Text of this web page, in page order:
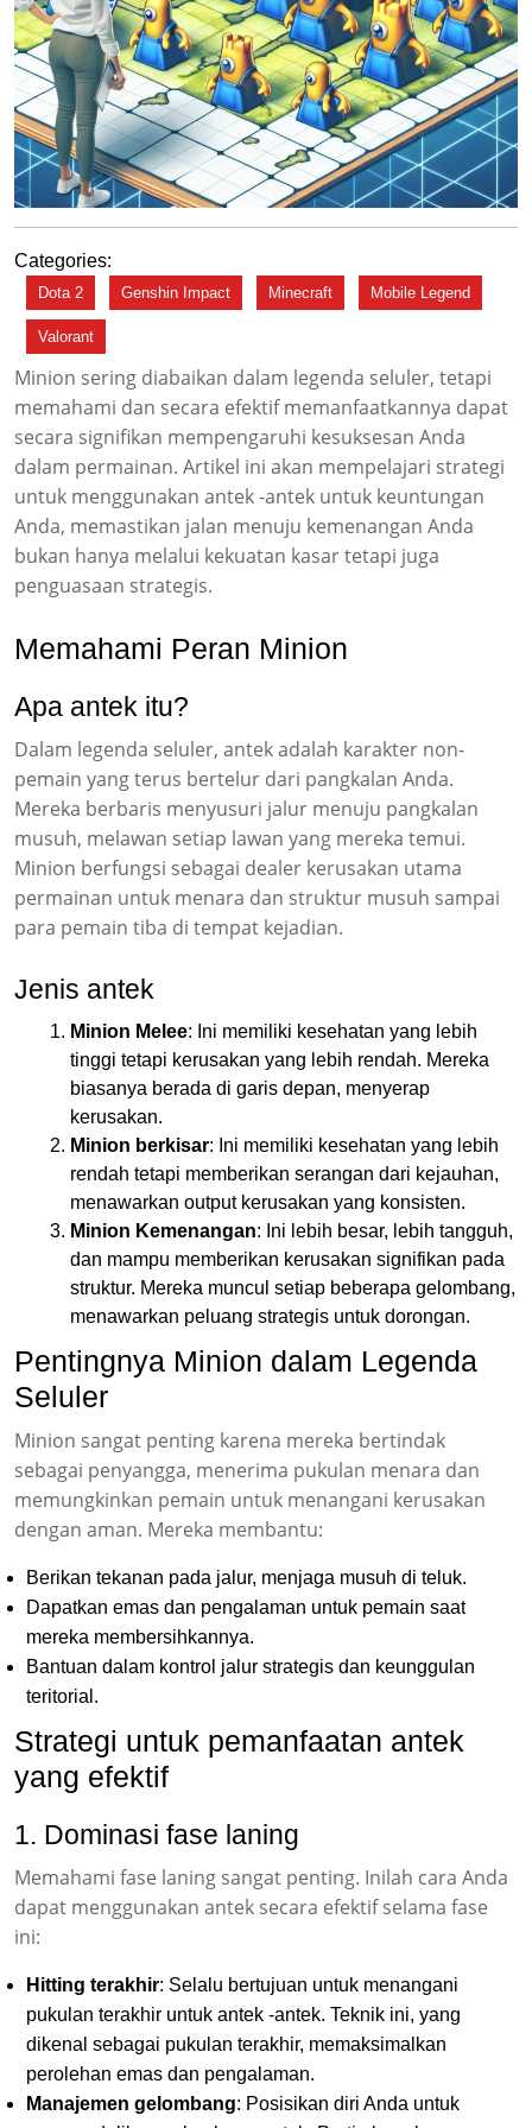
Categories:
Dota 2 Genshin Impact Minecraft Mobile Legend
Valorant
Minion sering diabaikan dalam legenda seluler, tetapi
memahami dan secara efektif memanfaatkannya dapat
secara signifikan mempengaruhi kesuksesan Anda
dalam permainan. Artikel ini akan mempelajari strategi
untuk menggunakan antek -antek untuk keuntungan
Anda, memastikan jalan menuju kemenangan Anda
bukan hanya melalui kekuatan kasar tetapi juga
penguasaan strategis.
Memahami Peran Minion
Apa antek itu?
Dalam legenda seluler, antek adalah karakter non-
pemain yang terus bertelur dari pangkalan Anda.
Mereka berbaris menyusuri jalur menuju pangkalan
musuh, melawan setiap lawan yang mereka temui.
Minion berfungsi sebagai dealer kerusakan utama
permainan untuk menara dan struktur musuh sampai
para pemain tiba di tempat kejadian.
Jenis antek
Minion Melee: Ini memiliki kesehatan yang lebih
tinggi tetapi kerusakan yang lebih rendah. Mereka
biasanya berada di garis depan, menyerap
kerusakan.
Minion berkisar: Ini memiliki kesehatan yang lebih
rendah tetapi memberikan serangan dari kejauhan,
menawarkan output kerusakan yang konsisten.
Minion Kemenangan: Ini lebih besar, lebih tangguh,
dan mampu memberikan kerusakan signifikan pada
struktur. Mereka muncul setiap beberapa gelombang,
menawarkan peluang strategis untuk dorongan.
Pentingnya Minion dalam Legenda
Seluler
Minion sangat penting karena mereka bertindak
sebagai penyangga, menerima pukulan menara dan
memungkinkan pemain untuk menangani kerusakan
dengan aman. Mereka membantu:
Berikan tekanan pada jalur, menjaga musuh di teluk.
Dapatkan emas dan pengalaman untuk pemain saat
mereka membersihkannya.
Bantuan dalam kontrol jalur strategis dan keunggulan
teritorial.
Strategi untuk pemanfaatan antek
yang efektif
1. Dominasi fase laning
Memahami fase laning sangat penting. Inilah cara Anda
dapat menggunakan antek secara efektif selama fase
ini:
Hitting terakhir: Selalu bertujuan untuk menangani
pukulan terakhir untuk antek -antek. Teknik ini, yang
dikenal sebagai pukulan terakhir, memaksimalkan
perolehan emas dan pengalaman.
Manajemen gelombang: Posisikan diri Anda untuk